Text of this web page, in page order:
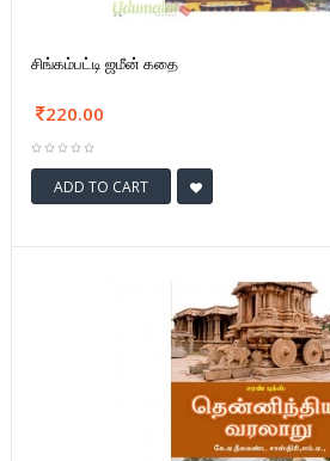
சிங்கம்பட்டி ஜமீன் கதை
220.00
ADD TO CART